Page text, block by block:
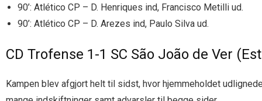
90’: Atlético CP – D. Henriques ind, Francisco Metilli ud.
90’: Atlético CP – D. Arezes ind, Paulo Silva ud.
CD Trofense 1-1 SC São João de Ver
Kampen blev afgjort helt til sidst, hvor hjemmeholdet